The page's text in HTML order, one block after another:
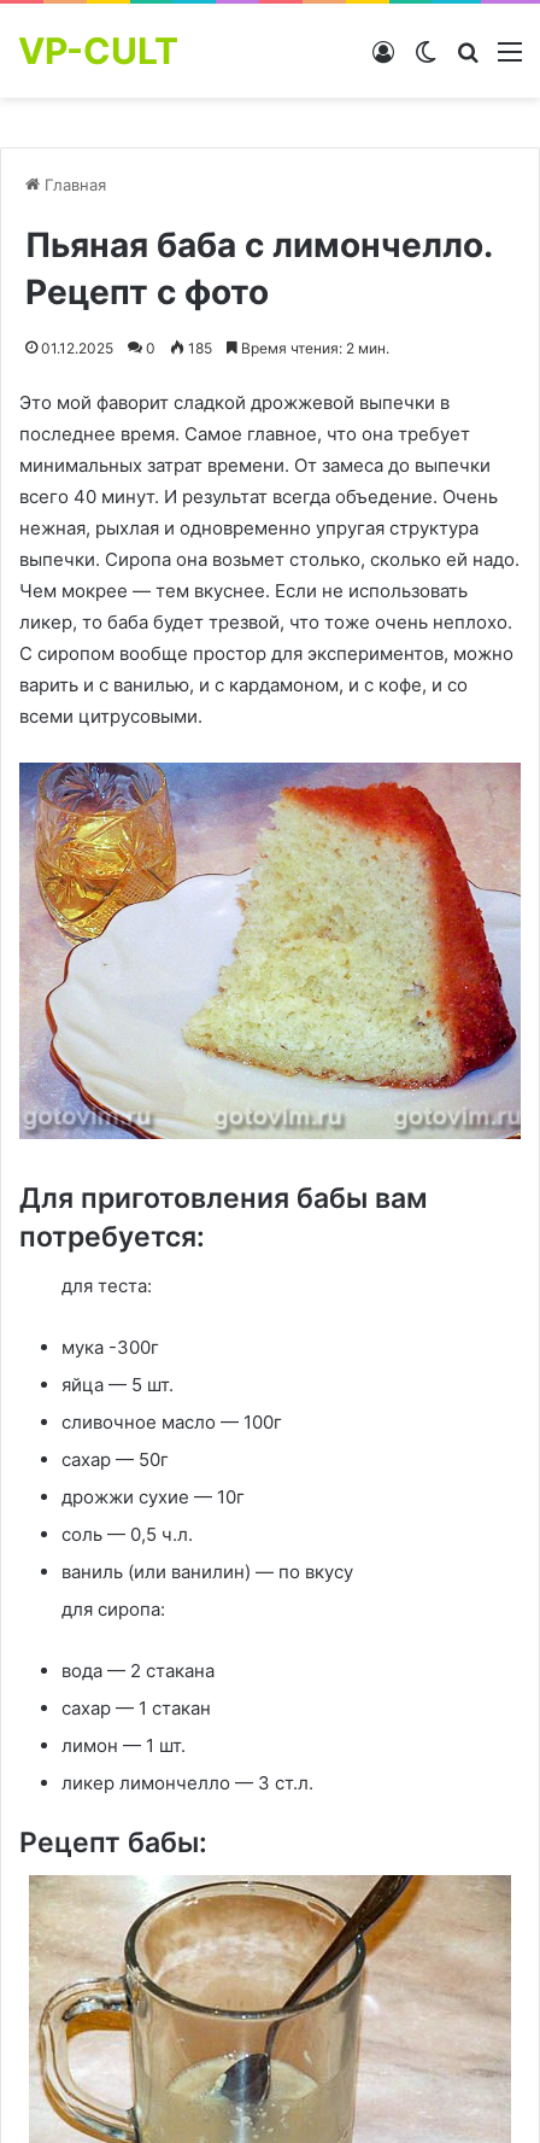
VP-CULT Switch skin
Войти
Главная
Пьяная баба с лимончелло.
Рецепт с фото
01.12.2025 0 185 Время чтения: 2 мин.
Это мой фаворит сладкой дрожжевой выпечки в
последнее время. Самое главное, что она требует
минимальных затрат времени. От замеса до выпечки
всего 40 минут. И результат всегда объедение. Очень
нежная, рыхлая и одновременно упругая структура
выпечки. Сиропа она возьмет столько, сколько ей надо.
Чем мокрее — тем вкуснее. Если не использовать
ликер, то баба будет трезвой, что тоже очень неплохо.
С сиропом вообще простор для экспериментов, можно
варить и с ванилью, и с кардамоном, и с кофе, и со
всеми цитрусовыми.
Для приготовления бабы вам
потребуется:
для теста:
мука -300г
яйца — 5 шт.
сливочное масло — 100г
сахар — 50г
дрожжи сухие — 10г
соль — 0,5 ч.л.
ваниль (или ванилин) — по вкусу
для сиропа:
вода — 2 стакана
сахар — 1 стакан
лимон — 1 шт.
ликер лимончелло — 3 ст.л.
Рецепт бабы: